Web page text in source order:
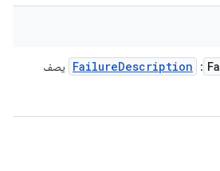
:
FailureDescription
يصف